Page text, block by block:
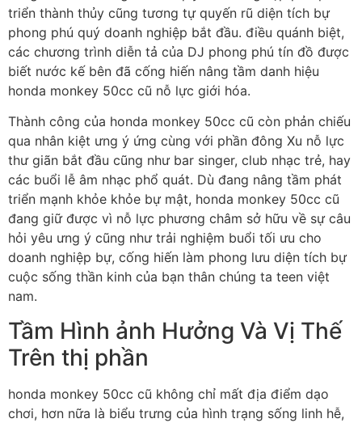
triển thành thủy cũng tương tự quyến rũ diện tích bự
phong phú quý doanh nghiệp bắt đầu. điều quánh biệt,
các chương trình diễn tả của DJ phong phú tín đồ được
biết nước kế bên đã cống hiến nâng tầm danh hiệu
honda monkey 50cc cũ nỗ lực giới hóa.
Thành công của honda monkey 50cc cũ còn phản chiếu
qua nhân kiệt ưng ý ứng cùng với phần đông Xu nỗ lực
thư giãn bắt đầu cũng như bar singer, club nhạc trẻ, hay
các buổi lễ âm nhạc phổ quát. Dù đang nâng tầm phát
triển mạnh khỏe khỏe bự mật, honda monkey 50cc cũ
đang giữ được vì nỗ lực phương châm sở hữu về sự câu
hỏi yêu ưng ý cũng như trải nghiệm buổi tối ưu cho
doanh nghiệp bự, cống hiến làm phong lưu diện tích bự
cuộc sống thần kinh của bạn thân chúng ta teen việt
nam.
Tầm Hình ảnh Hưởng Và Vị Thế
Trên thị phần
honda monkey 50cc cũ không chỉ mất địa điểm dạo
chơi, hơn nữa là biểu trưng của hình trạng sống linh hễ,